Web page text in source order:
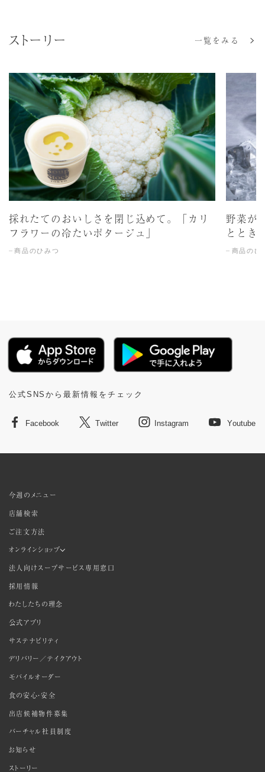
ストーリー 一覧をみる
採れたてのおいしさを閉じ込めて。「カリ
フラワーの冷たいポタージュ」
商品のひみつ
野菜が
ととき
商品のひ
公式SNSから最新情報をチェック
Facebook Twitter Instagram Youtube
今週のメニュー
店舗検索
ご注文方法
オンラインショップ
法人向けスープサービス専用窓口
採用情報
わたしたちの理念
公式アプリ
サステナビリティ
デリバリー／テイクアウト
モバイルオーダー
食の安心・安全
出店候補物件募集
バーチャル社員制度
お知らせ
ストーリー